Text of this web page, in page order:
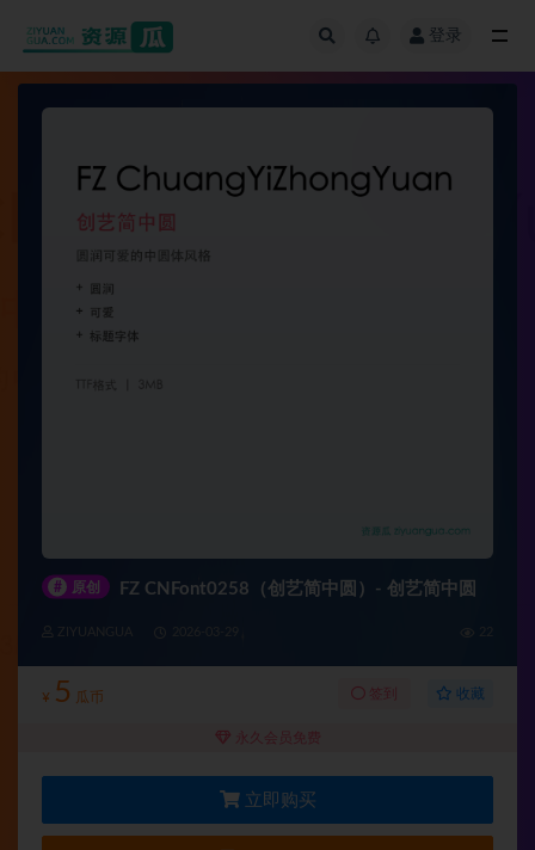
登录
# 原创 FZ CNFont0258（创艺简中圆）- 创艺简中圆
ZIYUANGUA
¥ 5 瓜币 签到 收藏
永久会员免费
立即购买